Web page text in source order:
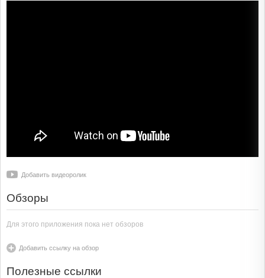
Добавить видеоролик
Обзоры
Для этого приложения пока нет обзоров
Добавить ссылку на обзор
Полезные ссылки